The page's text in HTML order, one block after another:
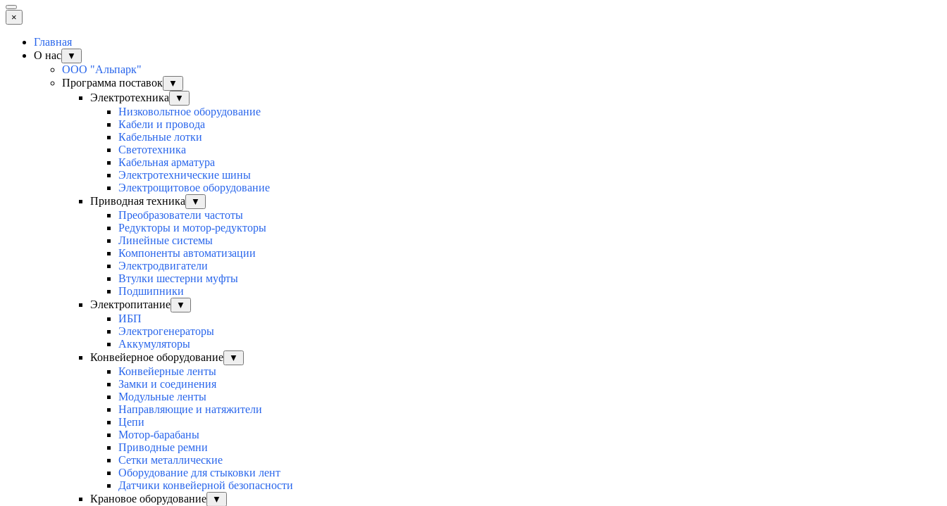
×
Главная
О нас
▼
ООО "Альпарк"
Программа поставок
▼
Электротехника ▼
Низковольтное оборудование
Кабели и провода
Кабельные лотки
Светотехника
Кабельная арматура
Электротехнические шины
Электрощитовое оборудование
Приводная техника
▼
Преобразователи частоты
Редукторы и мотор-редукторы
Линейные системы
Компоненты автоматизации
Электродвигатели
Втулки шестерни муфты
Подшипники
Электропитание
▼
ИБП
Электрогенераторы
Аккумуляторы
Конвейерное оборудование
▼
Конвейерные ленты
Замки и соединения
Модульные ленты
Направляющие и натяжители
Цепи
Мотор-барабаны
Приводные ремни
Сетки металлические
Оборудование для стыковки лент
Датчики конвейерной безопасности
Крановое оборудование
▼